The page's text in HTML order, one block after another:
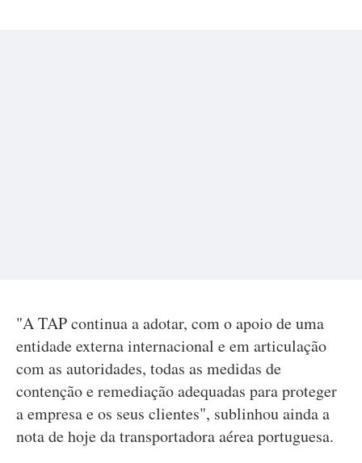
"A TAP continua a adotar, com o apoio de uma
entidade externa internacional e em articulação
com as autoridades, todas as medidas de
contenção e remediação adequadas para proteger
a empresa e os seus clientes", sublinhou ainda a
nota de hoje da transportadora aérea portuguesa.